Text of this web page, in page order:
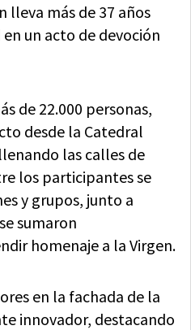
más de 37 años
un acto de devoción
de 22.000 personas,
desde la Catedral
las calles de
los participantes se
y grupos, junto a
sumaron
homenaje a la Virgen.
en la fachada de la
innovador, destacando